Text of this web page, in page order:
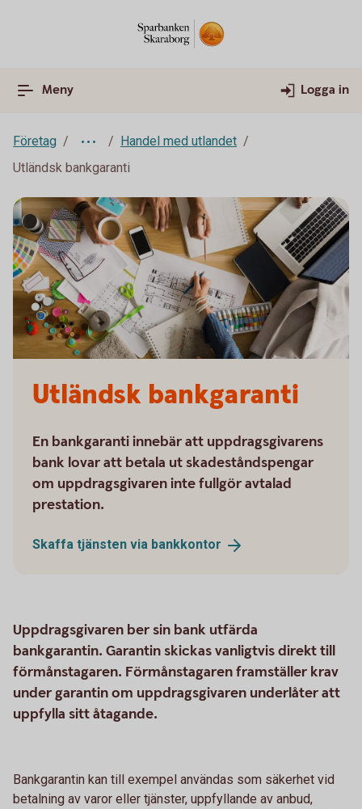
Meny Logga in
Företag
Handel med utlandet
Utländsk bankgaranti
Utländsk bankgaranti
En bankgaranti innebär att uppdragsgivarens
bank lovar att betala ut skadeståndspengar
om uppdragsgivaren inte fullgör avtalad
prestation.
Skaffa tjänsten via bankkontor
Uppdragsgivaren ber sin bank utfärda
bankgarantin. Garantin skickas vanligtvis direkt till
förmånstagaren. Förmånstagaren framställer krav
under garantin om uppdragsgivaren underlåter att
uppfylla sitt åtagande.
Bankgarantin kan till exempel användas som säkerhet vid
betalning av varor eller tjänster, uppfyllande av anbud,